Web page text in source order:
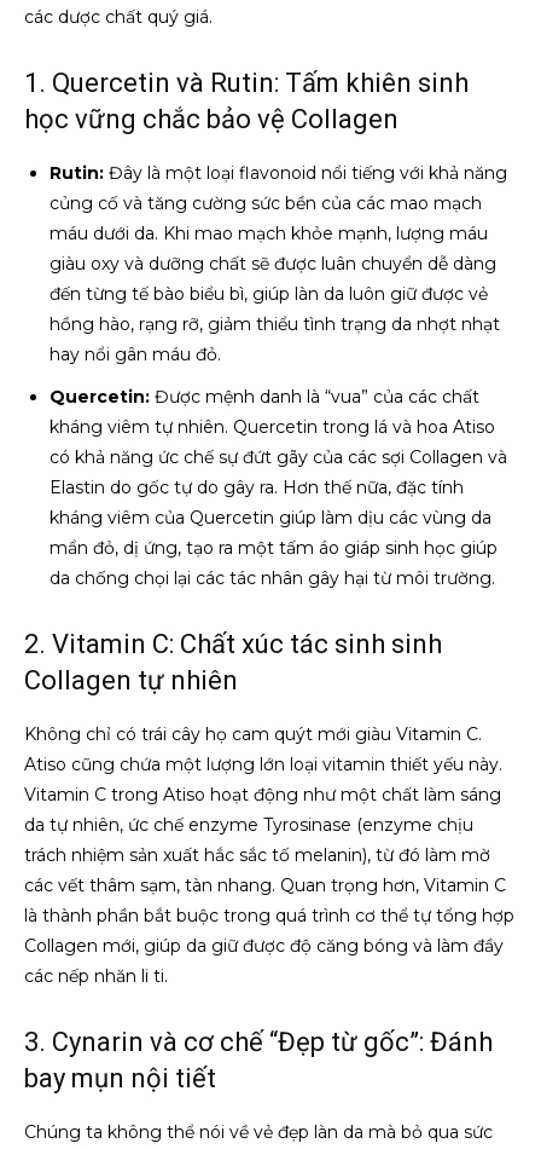
các dược chất quý giá.
1. Quercetin và Rutin: Tấm khiên sinh
học vững chắc bảo vệ Collagen
Rutin: Đây là một loại flavonoid nổi tiếng với khả năng
củng cố và tăng cường sức bền của các mao mạch
máu dưới da. Khi mao mạch khỏe mạnh, lượng máu
giàu oxy và dưỡng chất sẽ được luân chuyển dễ dàng
đến từng tế bào biểu bì, giúp làn da luôn giữ được vẻ
hồng hào, rạng rỡ, giảm thiểu tình trạng da nhợt nhạt
hay nổi gân máu đỏ.
Quercetin: Được mệnh danh là “vua” của các chất
kháng viêm tự nhiên. Quercetin trong lá và hoa Atiso
có khả năng ức chế sự đứt gãy của các sợi Collagen và
Elastin do gốc tự do gây ra. Hơn thế nữa, đặc tính
kháng viêm của Quercetin giúp làm dịu các vùng da
mẩn đỏ, dị ứng, tạo ra một tấm áo giáp sinh học giúp
da chống chọi lại các tác nhân gây hại từ môi trường.
2. Vitamin C: Chất xúc tác sinh sinh
Collagen tự nhiên
Không chỉ có trái cây họ cam quýt mới giàu Vitamin C.
Atiso cũng chứa một lượng lớn loại vitamin thiết yếu này.
Vitamin C trong Atiso hoạt động như một chất làm sáng
da tự nhiên, ức chế enzyme Tyrosinase (enzyme chịu
trách nhiệm sản xuất hắc sắc tố melanin), từ đó làm mờ
các vết thâm sạm, tàn nhang. Quan trọng hơn, Vitamin C
là thành phần bắt buộc trong quá trình cơ thể tự tổng hợp
Collagen mới, giúp da giữ được độ căng bóng và làm đầy
các nếp nhăn li ti.
3. Cynarin và cơ chế “Đẹp từ gốc”: Đánh
bay mụn nội tiết
Chúng ta không thể nói về vẻ đẹp làn da mà bỏ qua sức